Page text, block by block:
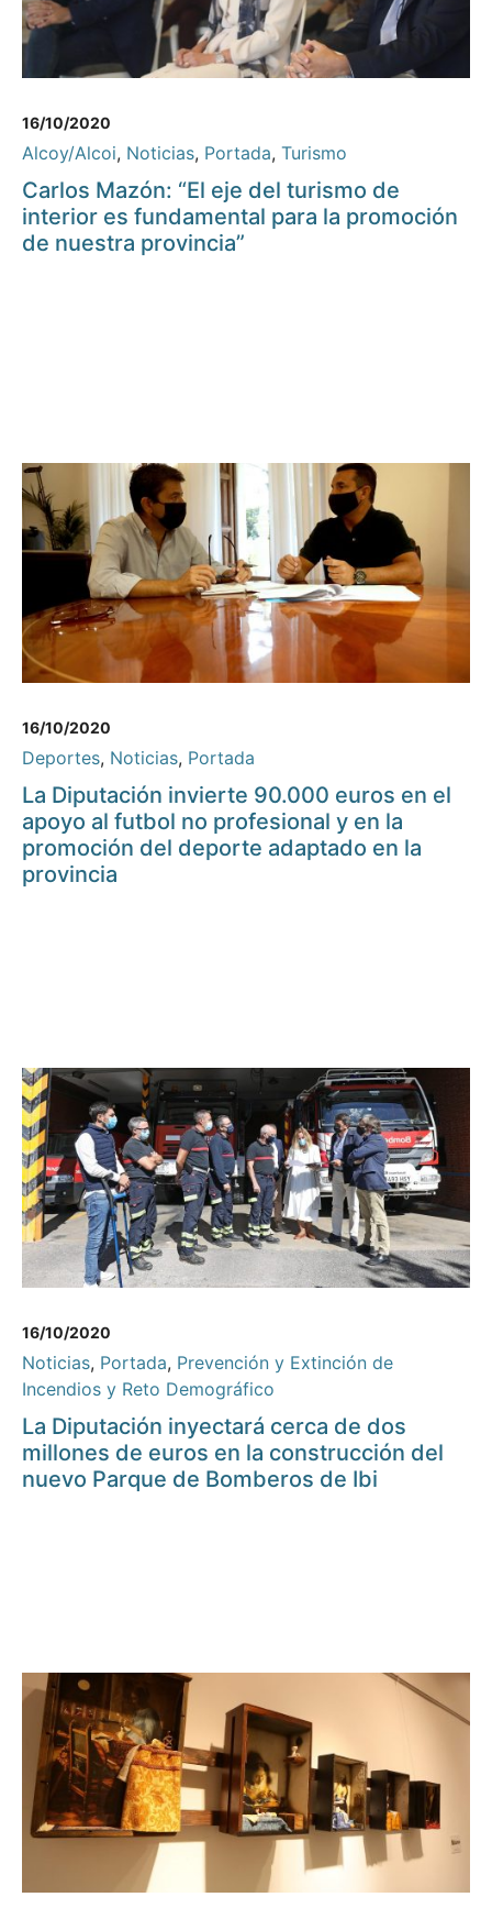
16/10/2020
Alcoy/Alcoi, Noticias, Portada, Turismo
Carlos Mazón: “El eje del turismo de
interior es fundamental para la promoción
de nuestra provincia”
16/10/2020
Deportes, Noticias, Portada
La Diputación invierte 90.000 euros en el
apoyo al futbol no profesional y en la
promoción del deporte adaptado en la
provincia
16/10/2020
Noticias, Portada, Prevención y Extinción de
Incendios y Reto Demográfico
La Diputación inyectará cerca de dos
millones de euros en la construcción del
nuevo Parque de Bomberos de Ibi